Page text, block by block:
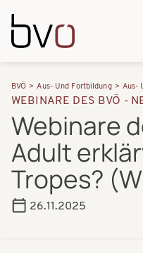
P
f
a
d
n
a
BVÖ Aus- Und Fortbildung Aus-
WEBINARE DES BVÖ -
Webinare
Adult
Tropes?
26.11.2025